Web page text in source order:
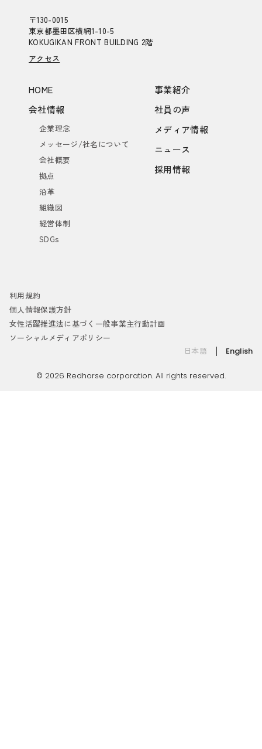
〒130-0015
東京都墨田区横網1-10-5
KOKUGIKAN FRONT BUILDING 2階
アクセス
HOME
会社情報
企業理念
メッセージ/社名について
会社概要
拠点
沿革
組織図
経営体制
SDGs
事業紹介
社員の声
メディア情報
ニュース
採用情報
利用規約
個人情報保護方針
女性活躍推進法に基づく一般事業主行動計画
ソーシャルメディアポリシー
日本語
English
© 2026 Redhorse corporation. All rights reserved.